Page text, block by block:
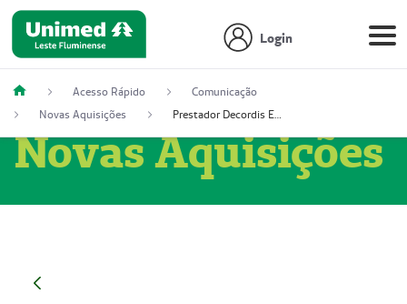
Login
Acesso Rápido
Comunicação
Novas Aquisições
Prestador Decordis Exames Cardiológicos LTDA (51004347-4)
Novas Aquisições